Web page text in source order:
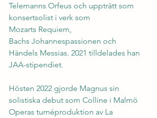
Telemanns Orfeus och uppträtt som
konsertsolist i verk som
Mozarts Requiem,
Bachs Johannespassionen och
Händels Messias. 2021 tilldelades han
JAA-stipendiet.
Hösten 2022 gjorde Magnus sin
solistiska debut som Colline i Malmö
Operas turnéproduktion av La